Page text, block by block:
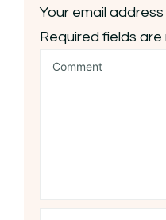
Your email
Required fields are